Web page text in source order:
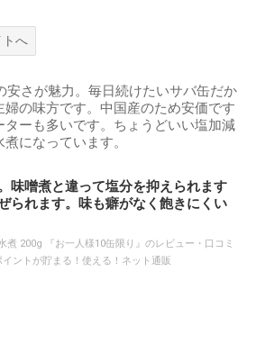
トへ
安さが魅力。毎日続けたいサバ缶だか
婦の味方です。中国産のため安価です
ターも多いです。ちょうどいい塩加減
になっています。
味噌煮と違って塩分を抑えられます
られます。味も癖がなく飽きにくい
煮 200g 『お一人様10缶限り』のレビュー・口コミ
ントが貯まる！使える！ネット通販